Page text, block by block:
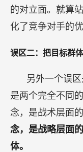
的对立面。就算
化了竞争对手的
误区二：把目标群
另外一个误
是两个完全不同
念，是战术层面
念，是战略层面
体。